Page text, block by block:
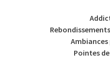
Pointes